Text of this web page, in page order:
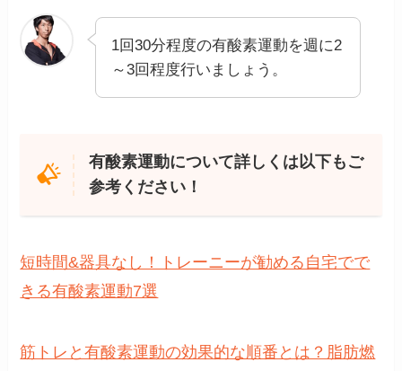
1回30分程度の有酸素運動を週に2
～3回程度行いましょう。
有酸素運動について詳しくは以下もご
参考ください！
短時間&器具なし！トレーニーが勧める自宅でで
きる有酸素運動7選
筋トレと有酸素運動の効果的な順番とは？脂肪燃